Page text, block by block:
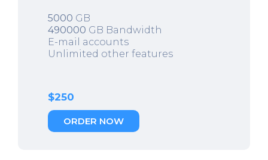
5000 GB
490000 GB Bandwidth
E-mail accounts
Unlimited other features
$250
ORDER NOW